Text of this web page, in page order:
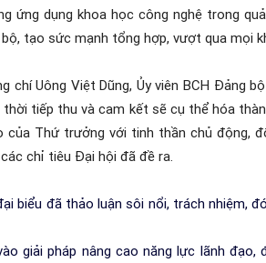
ứng dụng khoa học công nghệ trong
tạo sức mạnh tổng hợp, vượt qua mọi
chí Uông Việt Dũng, Ủy viên BCH Đảng
tiếp thu và cam kết sẽ cụ thể hóa
của Thứ trưởng với tinh thần chủ động,
chỉ tiêu Đại hội đã đề ra.
biểu đã thảo luận sôi nổi, trách nhiệm,
giải pháp nâng cao năng lực lãnh